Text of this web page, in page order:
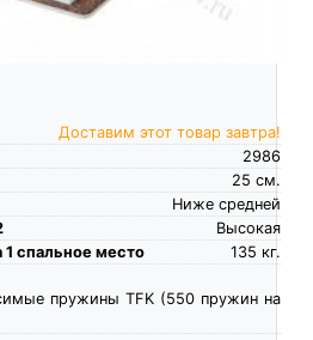
Доставим этот товар завтра!
2986
см.
25
Ниже средней
Высокая
спальное место
кг.
135
пружины TFK (550 пружин на